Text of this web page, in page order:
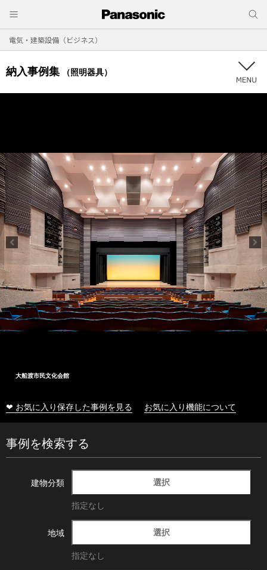
電気・建築設備（ビジネス）
納入事例集 （照明器具）
大船渡市民文化会館
❤ お気に入り保存した事例を見る お気に入り機能について
事例を検索する
建物分類 選択
指定なし
地域 選択
指定なし